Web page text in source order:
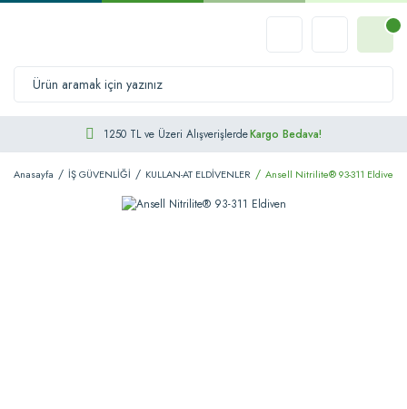
1250 TL ve Üzeri AlışverişlerdeKargo Bedava!
Anasayfa İŞ GÜVENLİĞİ KULLAN-AT ELDİVENLER Ansell Nitrilite® 93-311 Eldiven